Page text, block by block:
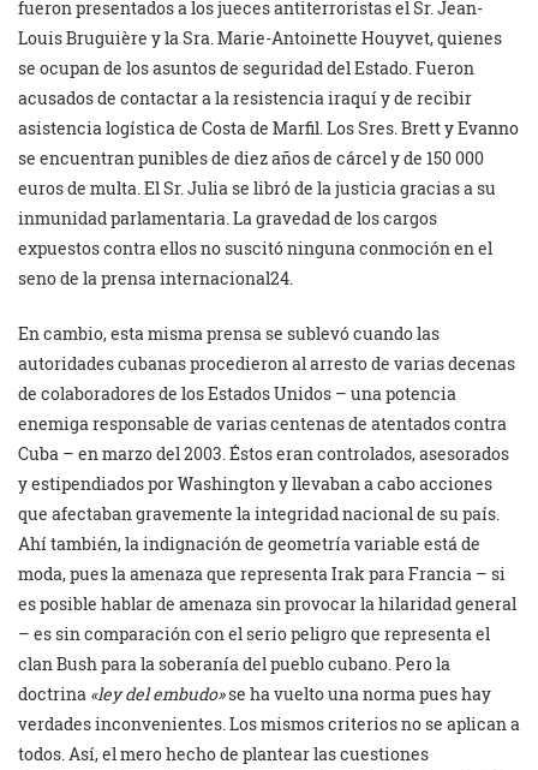
fueron presentados a los jueces antiterroristas el Sr. Jean-
Louis Bruguière y la Sra. Marie-Antoinette Houyvet, quienes
se ocupan de los asuntos de seguridad del Estado. Fueron
acusados de contactar a la resistencia iraquí y de recibir
asistencia logística de Costa de Marfil. Los Sres. Brett y Evanno
se encuentran punibles de diez años de cárcel y de 150 000
euros de multa. El Sr. Julia se libró de la justicia gracias a su
inmunidad parlamentaria. La gravedad de los cargos
expuestos contra ellos no suscitó ninguna conmoción en el
seno de la prensa internacional24.
En cambio, esta misma prensa se sublevó cuando las
autoridades cubanas procedieron al arresto de varias decenas
de colaboradores de los Estados Unidos – una potencia
enemiga responsable de varias centenas de atentados contra
Cuba – en marzo del 2003. Éstos eran controlados, asesorados
y estipendiados por Washington y llevaban a cabo acciones
que afectaban gravemente la integridad nacional de su país.
Ahí también, la indignación de geometría variable está de
moda, pues la amenaza que representa Irak para Francia – si
es posible hablar de amenaza sin provocar la hilaridad general
– es sin comparación con el serio peligro que representa el
clan Bush para la soberanía del pueblo cubano. Pero la
doctrina «ley del embudo»se ha vuelto una norma pues hay
verdades inconvenientes. Los mismos criterios no se aplican a
todos. Así, el mero hecho de plantear las cuestiones